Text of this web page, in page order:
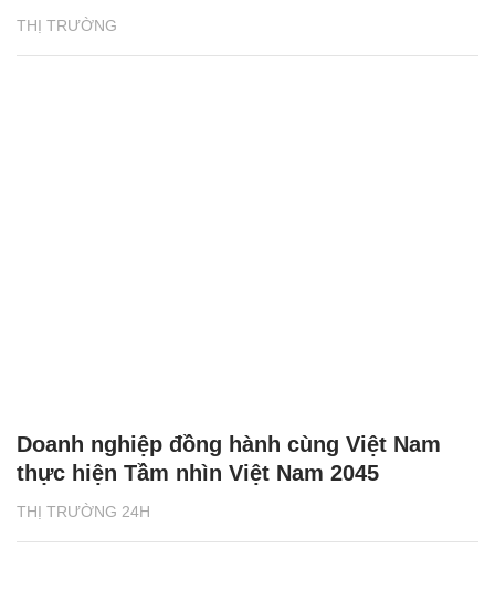
THỊ TRƯỜNG
THỊ TRƯỜNG 24H
Doanh nghiệp đồng hành cùng Việt Nam
thực hiện Tầm nhìn Việt Nam 2045